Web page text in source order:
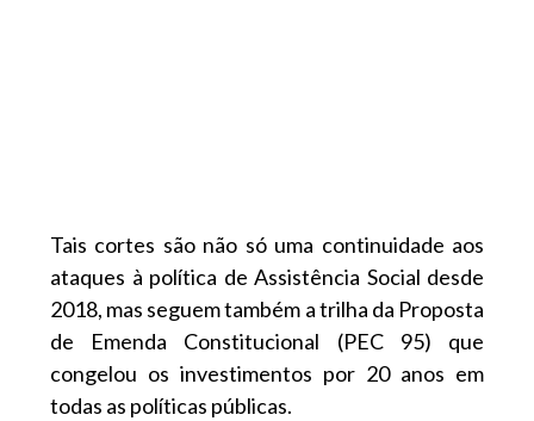
Tais cortes são não só uma continuidade aos
ataques à política de Assistência Social desde
2018, mas seguem também a trilha da Proposta
de Emenda Constitucional (PEC 95) que
congelou os investimentos por 20 anos em
todas as políticas públicas.